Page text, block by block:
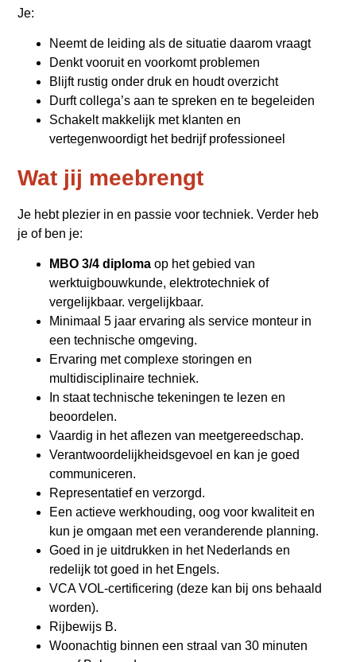
Je:
Neemt de leiding als de situatie daarom vraagt
Denkt vooruit en voorkomt problemen
Blijft rustig onder druk en houdt overzicht
Durft collega’s aan te spreken en te begeleiden
Schakelt makkelijk met klanten en
vertegenwoordigt het bedrijf professioneel
Wat jij meebrengt
Je hebt plezier in en passie voor techniek. Verder heb
je of ben je:
MBO 3/4 diploma op het gebied van
werktuigbouwkunde, elektrotechniek of
vergelijkbaar. vergelijkbaar.
Minimaal 5 jaar ervaring als service monteur in
een technische omgeving.
Ervaring met complexe storingen en
multidisciplinaire techniek.
In staat technische tekeningen te lezen en
beoordelen.
Vaardig in het aflezen van meetgereedschap.
Verantwoordelijkheidsgevoel en kan je goed
communiceren.
Representatief en verzorgd.
Een actieve werkhouding, oog voor kwaliteit en
kun je omgaan met een veranderende planning.
Goed in je uitdrukken in het Nederlands en
redelijk tot goed in het Engels.
VCA VOL-certificering (deze kan bij ons behaald
worden).
Rijbewijs B.
Woonachtig binnen een straal van 30 minuten